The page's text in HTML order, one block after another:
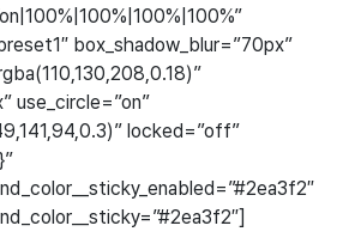
box_shadow_blur=”70px”
use_circle=”on”
locked=”off”